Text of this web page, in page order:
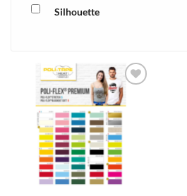
Silhouette
zur
Wunschliste
hinzufügen